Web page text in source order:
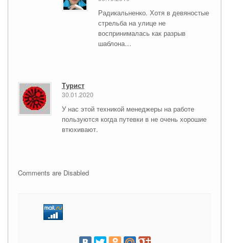
Радикальненко. Хотя в девяностые
стрельба на улице не
воспринималась как разрыв
шаблона…
Турист
30.01.2020
У нас этой техникой менеджеры на работе
пользуются когда путевки в не очень хорошие
втюхивают.
Comments are Disabled